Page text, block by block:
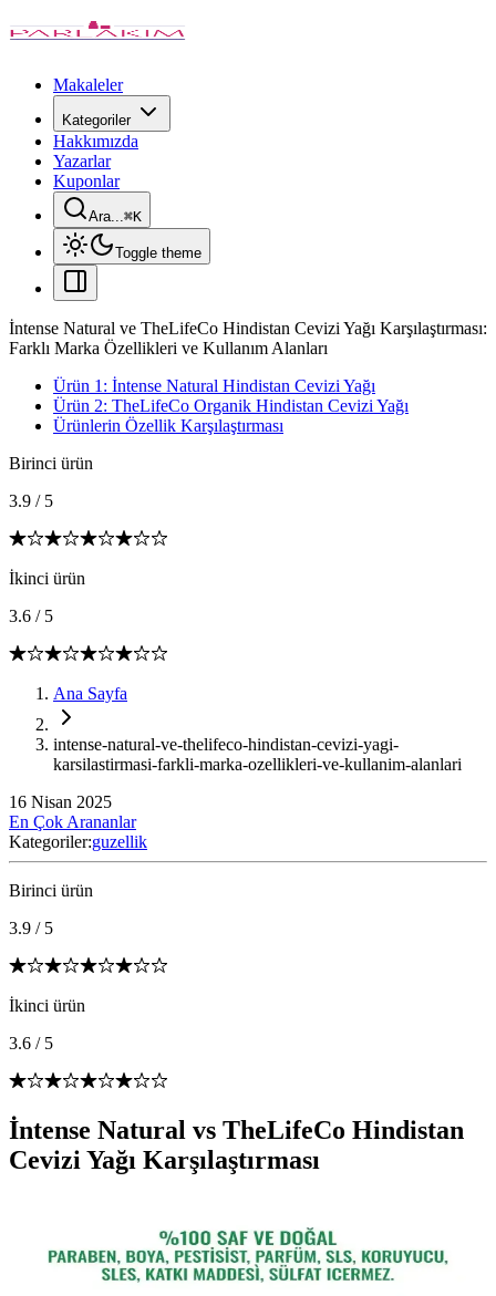
Makaleler
Kategoriler
Hakkımızda
Yazarlar
Kuponlar
Ara...⌘K
Toggle theme
İntense Natural ve TheLifeCo Hindistan Cevizi Yağı Karşılaştırması:
Farklı Marka Özellikleri ve Kullanım Alanları
Ürün 1: İntense Natural Hindistan Cevizi Yağı
Ürün 2: TheLifeCo Organik Hindistan Cevizi Yağı
Ürünlerin Özellik Karşılaştırması
Birinci ürün
3.9 / 5
İkinci ürün
3.6 / 5
Ana Sayfa
intense-natural-ve-thelifeco-hindistan-cevizi-yagi-
karsilastirmasi-farkli-marka-ozellikleri-ve-kullanim-alanlari
16 Nisan 2025
En Çok Arananlar
Kategoriler:guzellik
Birinci ürün
3.9 / 5
İkinci ürün
3.6 / 5
İntense Natural vs TheLifeCo Hindistan
Cevizi Yağı Karşılaştırması